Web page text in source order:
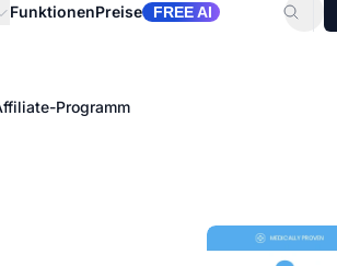
FunktionenPreise FREE AI
Programm